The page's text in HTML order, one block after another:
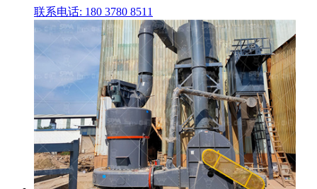
联系电话: 180 3780 8511